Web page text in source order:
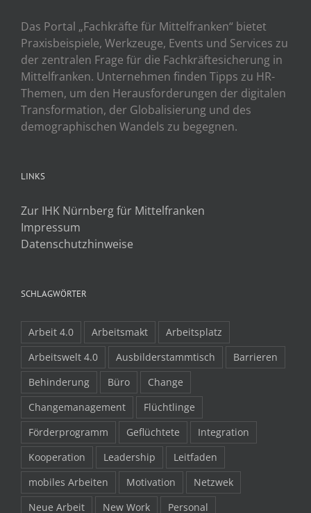
Das Portal „Fachkräfte für Mittelfranken“ bietet
Praxisbeispiele, Werkzeuge, Events und Services zu
der zentralen Frage für die Fachkräftesicherung in
Mittelfranken. Unternehmen finden Tipps zu HR-
Themen, um den Herausforderungen der digitalen
Transformation, der Globalisierung und des
demographischen Wandels zu begegnen.
LINKS
Zur IHK Nürnberg für Mittelfranken
Impressum
Datenschutzhinweise
SCHLAGWÖRTER
Arbeit 4.0 Arbeitsmakt
Arbeitsplatz
Arbeitswelt 4.0
Ausbilderstammtisch
Barrieren
Behinderung
Büro
Change
Changemanagement
Flüchtlinge
Förderprogramm
Geflüchtete
Integration
Kooperation
Leadership
Leitfaden
mobiles Arbeiten
Motivation
Netzwek
Neue Arbeit
New Work Personal